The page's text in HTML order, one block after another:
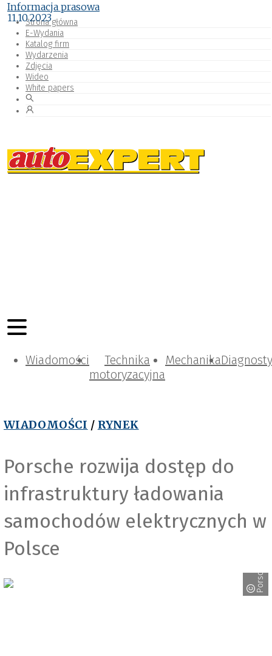
Strona główna
E-Wydania
Katalog firm
Wydarzenia
Zdjęcia
Wideo
White papers
Wiadomości
Technika
motoryzacyjna
Mechanika
WIADOMOŚCI / RYNEK
Porsche rozwija dostęp do
infrastruktury ładowania
samochodów elektrycznych w
Polsce
Porsche
Informacja prasowa
11.10.2023